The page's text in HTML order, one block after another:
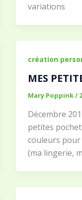
variations
création
MES
Mary Poppink/
Décembre
petites
couleurs
(ma lingerie,